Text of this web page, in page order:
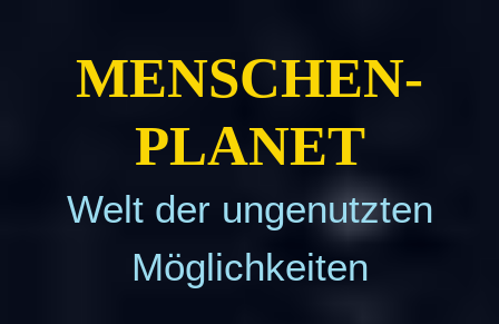
MEN­SCHEN­
PLA­NET
Welt der ungenutzten
Möglichkeiten